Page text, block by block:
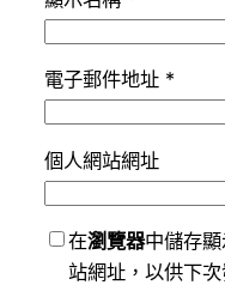
電子郵件地址 *
個人網站網址
在瀏覽器中儲存
站網址，以供下